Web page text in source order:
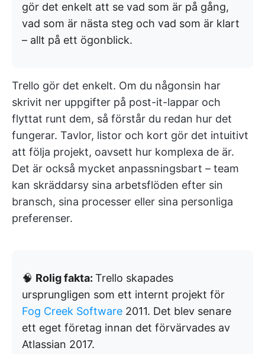
gör det enkelt att se vad som är på gång,
vad som är nästa steg och vad som är klart
– allt på ett ögonblick.
Trello gör det enkelt. Om du någonsin har
skrivit ner uppgifter på post-it-lappar och
flyttat runt dem, så förstår du redan hur det
fungerar. Tavlor, listor och kort gör det intuitivt
att följa projekt, oavsett hur komplexa de är.
Det är också mycket anpassningsbart – team
kan skräddarsy sina arbetsflöden efter sin
bransch, sina processer eller sina personliga
preferenser.
🧠 Rolig fakta: Trello skapades
ursprungligen som ett internt projekt för
Fog Creek Software 2011. Det blev senare
ett eget företag innan det förvärvades av
Atlassian 2017.